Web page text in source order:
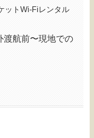
ットWi-Fiレンタル
渡航前〜現地での